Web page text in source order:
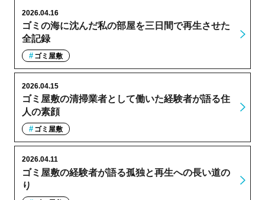
ゴミの海に沈んだ私の部屋を三日間で再生させた
全記録
2026.04.16
ゴミ屋敷
ゴミ屋敷の清掃業者として働いた経験者が語る住
人の素顔
2026.04.15
ゴミ屋敷
ゴミ屋敷の経験者が語る孤独と再生への長い道の
り
2026.04.11